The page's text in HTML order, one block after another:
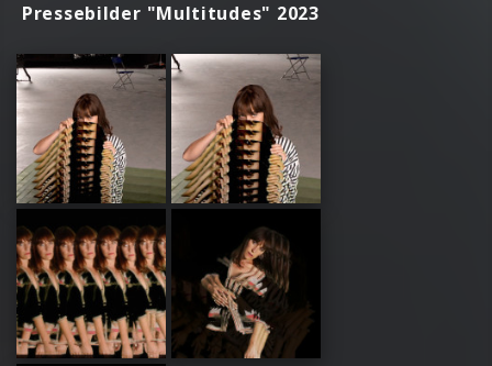
Pressebilder "Multitudes" 2023